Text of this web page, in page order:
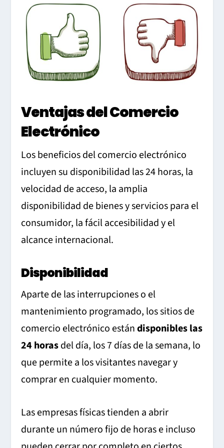
Ventajas del Comercio
Electrónico
Los beneficios del comercio electrónico
incluyen su disponibilidad las 24 horas, la
velocidad de acceso, la amplia
disponibilidad de bienes y servicios para el
consumidor, la fácil accesibilidad y el
alcance internacional.
Disponibilidad
Aparte de las interrupciones o el
mantenimiento programado, los sitios de
comercio electrónico estándisponibles las
24 horasdel día, los 7 días de la semana, lo
que permite a los visitantes navegar y
comprar en cualquier momento.
Las empresas físicas tienden a abrir
durante un número fijo de horas e incluso